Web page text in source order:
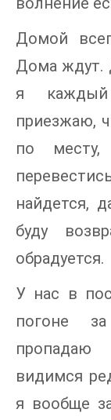
Домой
Дома ждут.
я каждый
приезжаю,
по
найдется,
буду
обрадуется.
У нас в
погоне
видимся
я вообще